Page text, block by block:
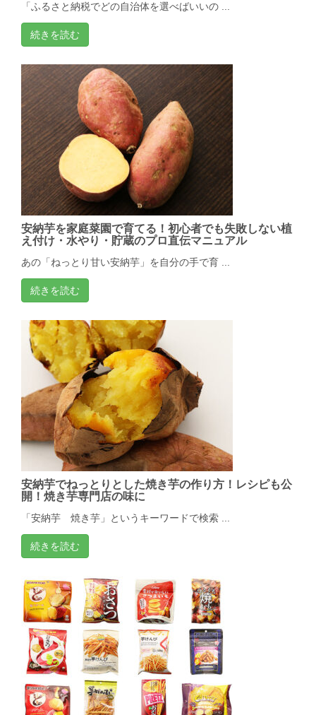
「ふるさと納税でどの自治体を選べばいいの ...
続きを読む
安納芋を家庭菜園で育てる！初心者でも失敗しない植
え付け・水やり・貯蔵のプロ直伝マニュアル
あの「ねっとり甘い安納芋」を自分の手で育 ...
続きを読む
安納芋でねっとりとした焼き芋の作り方！レシピも公
開！焼き芋専門店の味に
「安納芋 焼き芋」というキーワードで検索 ...
続きを読む